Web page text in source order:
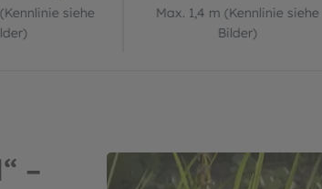
siehe
Max. 1,4 m (Kennlinie siehe
Bilder)
–